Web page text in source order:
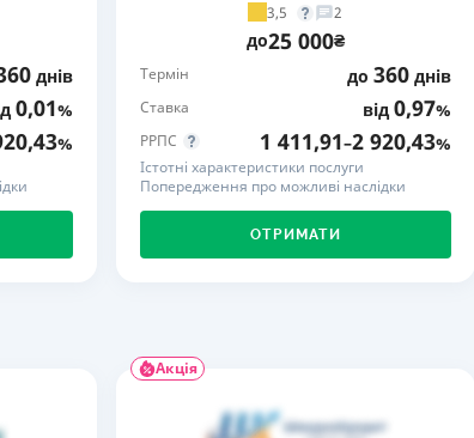
РЕЙТИНГ ДЕБЕТОВИХ
ЩОМІСЯЧНИЙ ОГЛЯД
КЕШБЕКУ
ПУТІВНИКИ ПО
ПУТІВНИКИ ПО
ВСІ СТРАХОВІ ПОЛІСИ
СТРАХОВІ КОМПАНІЇ
КОМПАНІЇ
днів
0,01%
%
3,5 2
до25 000₴
Термін до 360 днів
Ставка від 0,97%
РРПС 1 411,91–2 920,43%
Істотні характеристики послуги
Попередження про можливі наслідки
ОТРИМАТИ
Акція